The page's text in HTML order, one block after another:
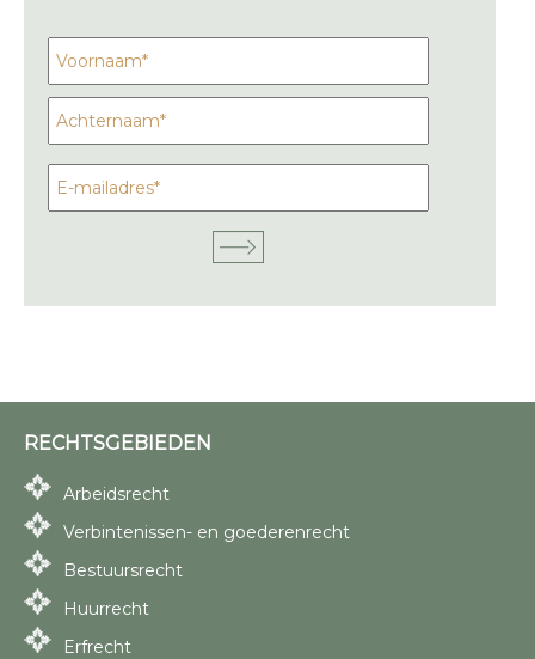
RECHTSGEBIEDEN
Arbeidsrecht
Verbintenissen- en goederenrecht
Bestuursrecht
Huurrecht
Erfrecht